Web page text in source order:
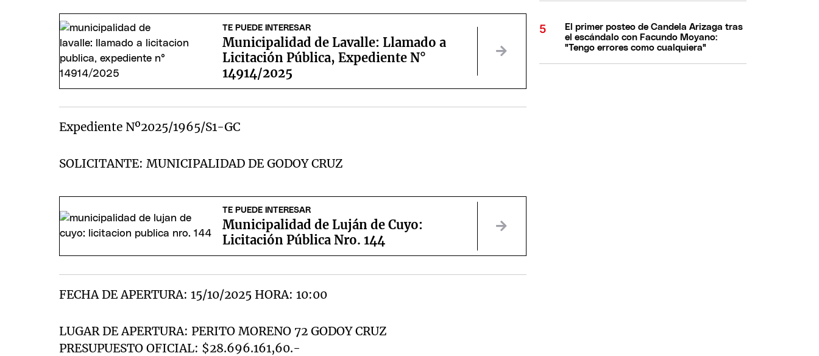
TE PUEDE INTERESAR
Municipalidad de Lavalle: Llamado a
Licitación Pública, Expediente N°
14914/2025
Expediente Nº2025/1965/S1-GC
SOLICITANTE: MUNICIPALIDAD DE GODOY CRUZ
TE PUEDE INTERESAR
Municipalidad de Luján de Cuyo:
Licitación Pública Nro. 144
FECHA DE APERTURA: 15/10/2025 HORA: 10:00
LUGAR DE APERTURA: PERITO MORENO 72 GODOY CRUZ
PRESUPUESTO OFICIAL: $28.696.161,60.-
El primer posteo de Candela Arizaga tras
el escándalo con Facundo Moyano:
"Tengo errores como cualquiera"